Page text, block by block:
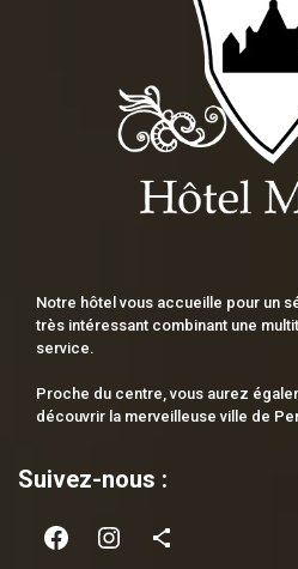
Notre hôtel vous accueille pour un
très intéressant combinant une
service.
Proche du centre, vous aurez
découvrir la merveilleuse ville de
Suivez-nous :
Facebook Instagram Share Icon